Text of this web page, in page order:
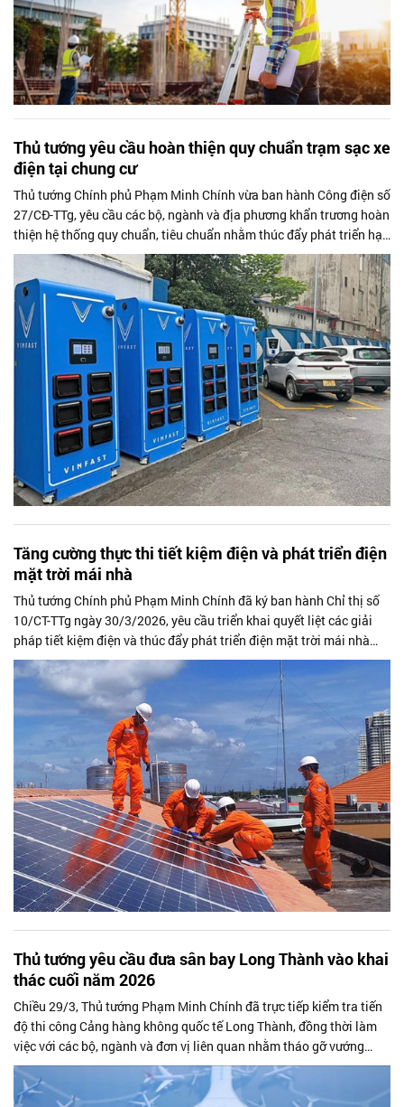
Thủ tướng yêu cầu hoàn thiện quy chuẩn trạm sạc xe
điện tại chung cư
Thủ tướng Chính phủ Phạm Minh Chính vừa ban hành Công điện số
27/CĐ-TTg, yêu cầu các bộ, ngành và địa phương khẩn trương hoàn
thiện hệ thống quy chuẩn, tiêu chuẩn nhằm thúc đẩy phát triển hạ
tầng trạm sạc xe điện tại các khu chung cư, đáp ứng xu hướng
chuyển đổi xanh trong giai đoạn tới.
Tăng cường thực thi tiết kiệm điện và phát triển điện
mặt trời mái nhà
Thủ tướng Chính phủ Phạm Minh Chính đã ký ban hành Chỉ thị số
10/CT-TTg ngày 30/3/2026, yêu cầu triển khai quyết liệt các giải
pháp tiết kiệm điện và thúc đẩy phát triển điện mặt trời mái nhà
trên phạm vi cả nước.
Thủ tướng yêu cầu đưa sân bay Long Thành vào khai
thác cuối năm 2026
Chiều 29/3, Thủ tướng Phạm Minh Chính đã trực tiếp kiểm tra tiến
độ thi công Cảng hàng không quốc tế Long Thành, đồng thời làm
việc với các bộ, ngành và đơn vị liên quan nhằm tháo gỡ vướng
mắc, thúc đẩy triển khai dự án. Yêu cầu trọng tâm được người đứng
đầu Chính phủ nhấn mạnh là phải hoàn thành xây dựng để đưa sân